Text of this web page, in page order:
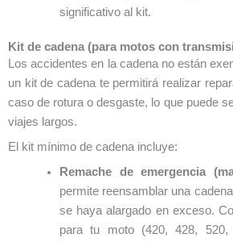
significativo al kit.
Kit de cadena (para motos con
Los accidentes en la cadena no están
un kit de cadena te permitirá realizar
caso de rotura o desgaste, lo que puede
viajes largos.
El kit mínimo de cadena incluye:
Remache de emergencia
permite reensamblar una
se haya alargado en exceso.
para tu moto (420, 428,